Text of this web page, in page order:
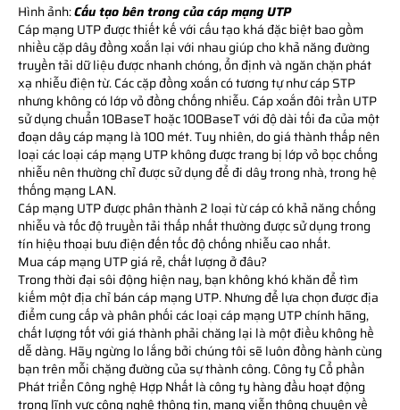
Hình ảnh:Cấu tạo bên trong của cáp mạng UTP
Cáp mạng UTP được thiết kế với cấu tạo khá đặc biệt bao gồm
nhiều cặp dây đồng xoắn lại với nhau giúp cho khả năng đường
truyền tải dữ liệu được nhanh chóng, ổn định và ngăn chặn phát
xạ nhiễu điện từ. Các cặp đồng xoắn có tương tự như cáp STP
nhưng không có lớp vỏ đồng chống nhiễu. Cáp xoắn đôi trần UTP
sử dụng chuẩn 10BaseT hoặc 100BaseT với độ dài tối đa của một
đoạn dây cáp mạng là 100 mét. Tuy nhiên, do giá thành thấp nên
loại các loại cáp mạng UTP không được trang bị lớp vỏ bọc chống
nhiễu nên thường chỉ được sử dụng để đi dây trong nhà, trong hệ
thống mạng LAN.
Cáp mạng UTP được phân thành 2 loại từ cáp có khả năng chống
nhiễu và tốc độ truyền tải thấp nhất thường được sử dụng trong
tín hiệu thoại bưu điện đến tốc độ chống nhiễu cao nhất.
Mua cáp mạng UTP giá rẻ, chất lượng ở đâu?
Trong thời đại sôi động hiện nay, bạn không khó khăn để tìm
kiếm một địa chỉ bán cáp mạng UTP. Nhưng để lựa chọn được địa
điểm cung cấp và phân phối các loại cáp mạng UTP chính hãng,
chất lượng tốt với giá thành phải chăng lại là một điều không hề
dễ dàng. Hãy ngừng lo lắng bởi chúng tôi sẽ luôn đồng hành cùng
bạn trên mỗi chặng đường của sự thành công. Công ty Cổ phần
Phát triển Công nghệ Hợp Nhất là công ty hàng đầu hoạt động
trong lĩnh vực công nghệ thông tin, mạng viễn thông chuyên về